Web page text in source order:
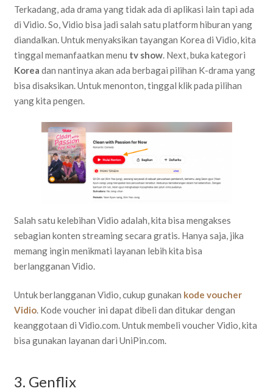
Terkadang, ada drama yang tidak ada di aplikasi lain tapi ada
di Vidio. So, Vidio bisa jadi salah satu platform hiburan yang
diandalkan. Untuk menyaksikan tayangan Korea di Vidio, kita
tinggal memanfaatkan menu tv show. Next, buka kategori
Korea dan nantinya akan ada berbagai pilihan K-drama yang
bisa disaksikan. Untuk menonton, tinggal klik pada pilihan
yang kita pengen.
Salah satu kelebihan Vidio adalah, kita bisa mengakses
sebagian konten streaming secara gratis. Hanya saja, jika
memang ingin menikmati layanan lebih kita bisa
berlangganan Vidio.
Untuk berlangganan Vidio, cukup gunakan kode voucher
Vidio. Kode voucher ini dapat dibeli dan ditukar dengan
keanggotaan di Vidio.com. Untuk membeli voucher Vidio, kita
bisa gunakan layanan dari UniPin.com.
3. Genflix